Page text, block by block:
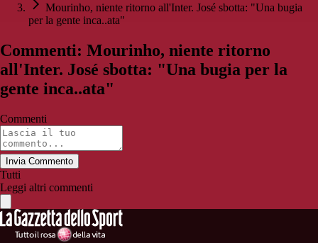
Mourinho, niente ritorno all'Inter. José sbotta: "Una bugia
per la gente inca..ata"
Commenti: Mourinho, niente ritorno
all'Inter. José sbotta: "Una bugia per la
gente inca..ata"
Commenti
Invia Commento
Tutti
Leggi altri commenti